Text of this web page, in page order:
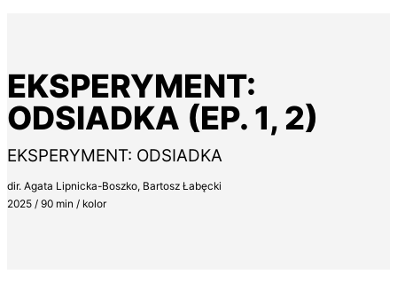
EKSPERYMENT:
ODSIADKA (EP. 1, 2)
EKSPERYMENT: ODSIADKA
dir. Agata Lipnicka-Boszko, Bartosz Łabęcki
2025 / 90 min / kolor